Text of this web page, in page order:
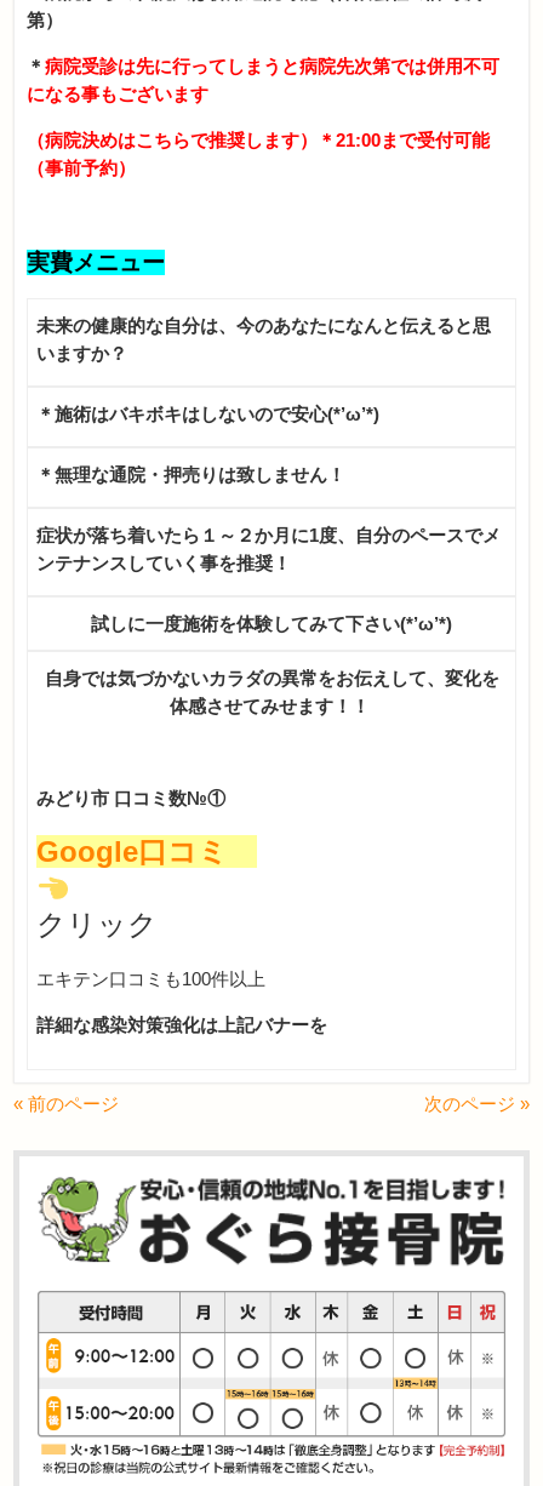
第）
＊病院受診は先に行ってしまうと病院先次第では併用不可
になる事もございます
（病院決めはこちらで推奨します）＊21:00まで受付可能
（事前予約）
実費メニュー
未来の健康的な自分は、今のあなたになんと伝えると思
いますか？
＊施術はバキボキはしないので安心(*’ω’*)
＊無理な通院・押売りは致しません！
症状が落ち着いたら１～２か月に1度、自分のペースでメ
ンテナンスしていく事を推奨！
試しに一度施術を体験してみて下さい(*’ω’*)
自身では気づかないカラダの異常をお伝えして、変化を
体感させてみせます！！
みどり市 口コミ数№①
Google口コミ
クリック
エキテン口コミも100件以上
詳細な感染対策強化は上記バナーを
« 前のページ 次のページ »